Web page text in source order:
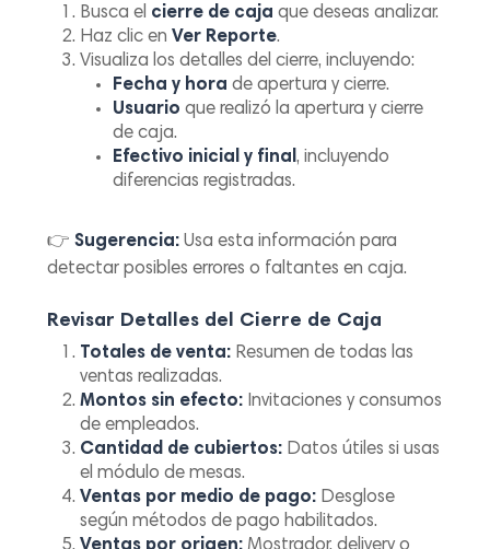
Busca el cierre de caja que deseas analizar.
Haz clic enVer Reporte.
Visualiza los detalles del cierre, incluyendo:
Fecha y hora de apertura y cierre.
Usuario que realizó la apertura y cierre
de caja.
Efectivo inicial y final, incluyendo
diferencias registradas.
👉Sugerencia: Usa esta información para
detectar posibles errores o faltantes en caja.
Revisar Detalles del Cierre de Caja
Totales de venta: Resumen de todas las
ventas realizadas.
Montos sin efecto: Invitaciones y consumos
de empleados.
Cantidad de cubiertos: Datos útiles si usas
el módulo de mesas.
Ventas por medio de pago: Desglose
según métodos de pago habilitados.